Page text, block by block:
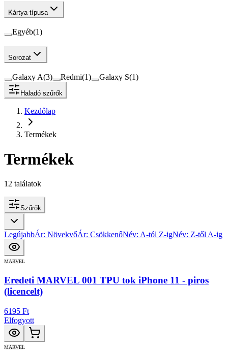
Kártya típusa
Egyéb(1)
Sorozat
Galaxy A(3) Redmi(1) Galaxy S(1)
Haladó szűrők
Kezdőlap
Termékek
Termékek
12 találatok
Szűrők
LegújabbÁr: NövekvőÁr: CsökkenőNév: A-tól Z-igNév: Z-től A-ig
MARVEL
Eredeti MARVEL 001 TPU tok iPhone 11 - piros
(licencelt)
6195 Ft
Elfogyott
MARVEL